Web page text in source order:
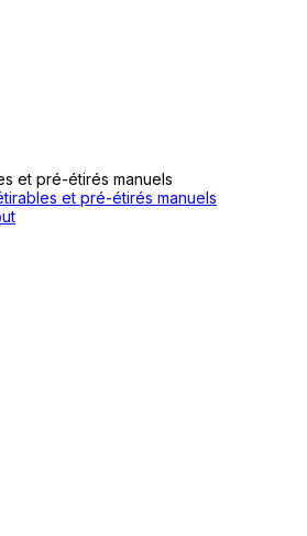
et pré-étirés manuels
et pré-étirés manuels